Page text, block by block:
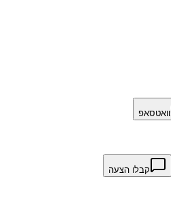
וואטסאפ
קבלו הצעה